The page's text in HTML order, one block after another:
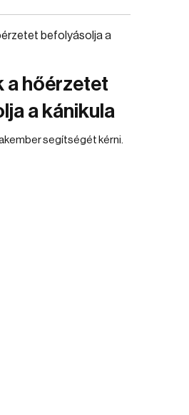
a hőérzetet
a kánikula
segítségét kérni.